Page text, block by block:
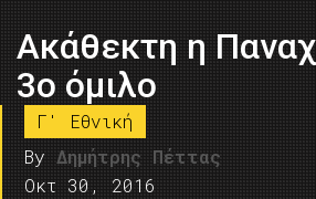
Ακάθεκτη η
3ο όμιλο
Γ' Εθνική
By Δημήτρης Πέττας
Οκτ 30, 2016